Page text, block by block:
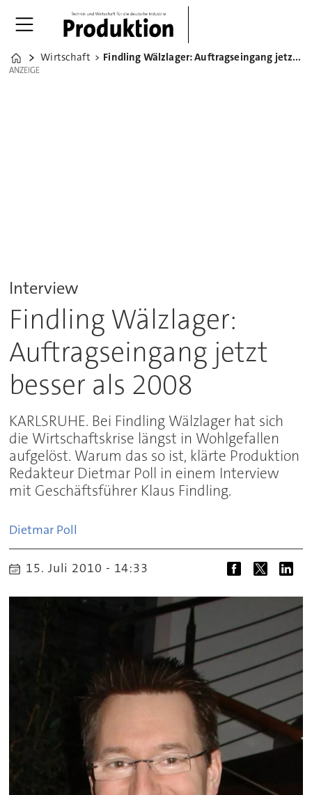
Home
Wirtschaft Findling Wälzlager: Auftragseingang jetzt besser als 2008
ANZEIGE
ANZEIGE
Interview
Findling Wälzlager:
Auftragseingang jetzt
besser als 2008
KARLSRUHE. Bei Findling Wälzlager hat sich
die Wirtschaftskrise längst in Wohlgefallen
aufgelöst. Warum das so ist, klärte Produktion
Redakteur Dietmar Poll in einem Interview
mit Geschäftsführer Klaus Findling.
Dietmar Poll
15. Juli 2010 - 14:33